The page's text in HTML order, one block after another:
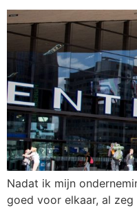
Nadat ik mijn
goed voor elkaar, al